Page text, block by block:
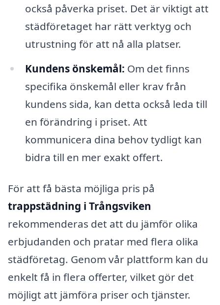
också påverka priset. Det är viktigt att
städföretaget har rätt verktyg och
utrustning för att nå alla platser.
Kundens önskemål: Om det finns
specifika önskemål eller krav från
kundens sida, kan detta också leda till
en förändring i priset. Att
kommunicera dina behov tydligt kan
bidra till en mer exakt offert.
För att få bästa möjliga pris på
trappstädning i Trångsviken
rekommenderas det att du jämför olika
erbjudanden och pratar med flera olika
städföretag. Genom vår plattform kan du
enkelt få in flera offerter, vilket gör det
möjligt att jämföra priser och tjänster.